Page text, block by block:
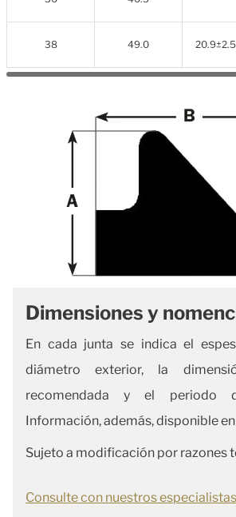
38 49.0 20.9±2.5
Dimensiones y
En cada junta se indica el
diámetro exterior, la
recomendada y el periodo
Información, además, disponible
Sujeto a modificación por razones
Consulte con nuestros especialistas